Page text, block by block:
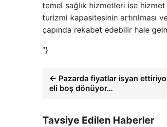
temel sağlık hizmetleri ise
turizmi kapasitesinin artırılması
çapında rekabet edebilir hale
“}
← Pazarda fiyatlar isyan
eli boş dönüyor…
Tavsiye Edilen Haberler